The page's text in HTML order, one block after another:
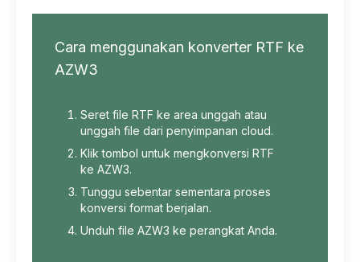
Cara menggunakan konverter RTF ke
AZW3
Seret file RTF ke area unggah atau
unggah file dari penyimpanan cloud.
Klik tombol untuk mengkonversi RTF
ke AZW3.
Tunggu sebentar sementara proses
konversi format berjalan.
Unduh file AZW3 ke perangkat Anda.